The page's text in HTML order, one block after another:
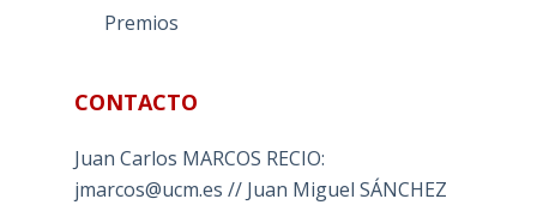
Premios
CONTACTO
Juan Carlos MARCOS RECIO:
jmarcos@ucm.es // Juan Miguel SÁNCHEZ